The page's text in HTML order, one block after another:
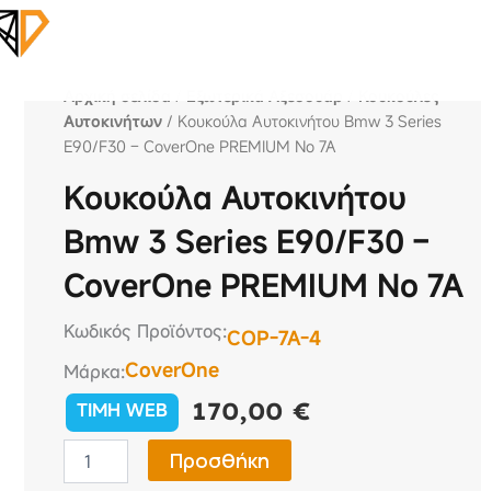
Αρχική σελίδα / Εξωτερικά Αξεσουάρ / Κουκούλες
Αυτοκινήτων / Κουκούλα Αυτοκινήτου Bmw 3 Series
E90/F30 – CoverOne PREMIUM No 7A
Κουκούλα Αυτοκινήτου
Bmw 3 Series E90/F30 –
CoverOne PREMIUM No 7A
Κωδικός Προϊόντος:COP-7A-4
Μάρκα:CoverOne
TIMH WEB 170,00€
Αυτοκινήτου
Προσθήκη